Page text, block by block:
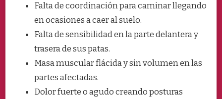
Falta de coordinación para caminar llegando
en ocasiones a caer al suelo.
Falta de sensibilidad en la parte delantera y
trasera de sus patas.
Masa muscular flácida y sin volumen en las
partes afectadas.
Dolor fuerte o agudo creando posturas